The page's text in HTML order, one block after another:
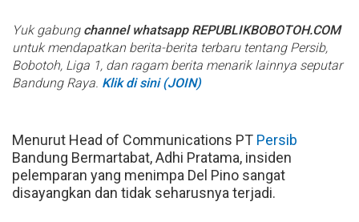
Yuk gabung channel whatsapp REPUBLIKBOBOTOH.COM
untuk mendapatkan berita-berita terbaru tentang Persib,
Bobotoh, Liga 1, dan ragam berita menarik lainnya seputar
Bandung Raya. Klik di sini (JOIN)
Menurut Head of Communications PT Persib
Bandung Bermartabat, Adhi Pratama, insiden
pelemparan yang menimpa Del Pino sangat
disayangkan dan tidak seharusnya terjadi.